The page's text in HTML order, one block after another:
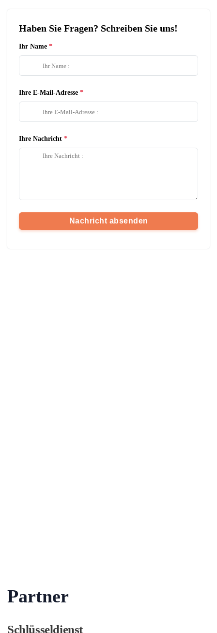
Haben Sie Fragen? Schreiben Sie uns!
Ihr Name
Ihre E-Mail-Adresse
Ihre Nachricht
Nachricht absenden
Partner
Schlüsseldienst